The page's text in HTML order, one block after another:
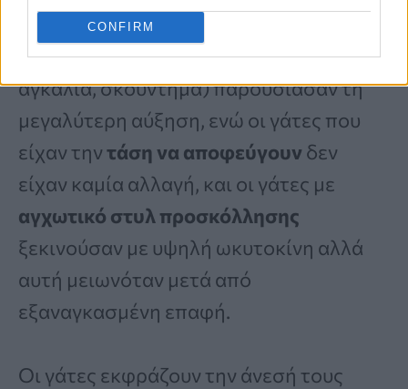
CONFIRM
Οι γάτες που είχαν
αναζητούσαν εγγύτητα(κάθισμα στην
αγκαλιά, σκούντημα) παρουσίασαν τη
μεγαλύτερη αύξηση, ενώ οι γάτες που
είχαν τηντάση να αποφεύγουν δεν
είχαν καμία αλλαγή, και οι γάτες με
αγχωτικό στυλ προσκόλλησης
ξεκινούσαν με υψηλή ωκυτοκίνη αλλά
αυτή μειωνόταν μετά από
εξαναγκασμένη επαφή.
Οι γάτες εκφράζουν την άνεσή τους